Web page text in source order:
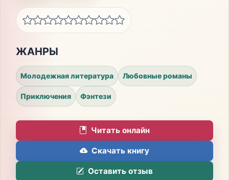
ЖАНРЫ
Молодежная литература Любовные романы
Приключения Фэнтези
Читать онлайн
Скачать книгу
Оставить отзыв